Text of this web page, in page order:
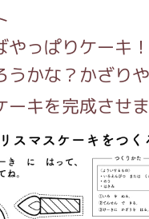
やっぱりケーキ！
うかな？かざり
ーキを完成させ